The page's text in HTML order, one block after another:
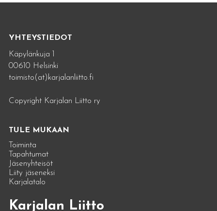
YHTEYSTIEDOT
Käpylänkuja 1
00610 Helsinki
toimisto(at)karjalanliitto.fi
Copyright Karjalan Liitto ry
TULE MUKAAN
Toiminta
Tapahtumat
Jäsenyhteisöt
Liity jäseneksi
Karjalatalo
Karjalan Liitto